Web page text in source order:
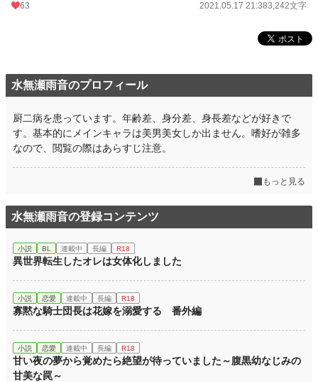
累計ポイント 91,012 pt (32,035 位)
63 2021.05.17 21:383,242文字
水無瀬雨音のプロフィール
厨二病を患っています。年齢差、身分差、身長差などが好きで
す。基本的にメインキャラは美男美女しか出ません。嗜好が雑多
なので、閲覧の際はあらすじ注意。
もっと見る
水無瀬雨音の登録コンテンツ
小説 BL 連載中 長編 R18
異世界転生したオレは女体化しました
小説 恋愛 連載中 長編 R18
寡黙な騎士団長は花嫁を溺愛する 番外編
小説 恋愛 連載中 長編 R18
甘い夜の夢から覚めたら絶望が待っていました～腹黒幼なじみの
甘美な罠～